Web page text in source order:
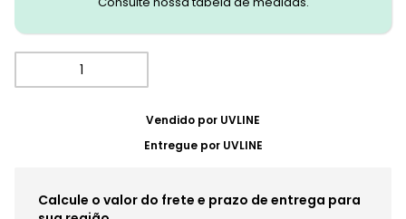
Vendido por UVLINE
Entregue por UVLINE